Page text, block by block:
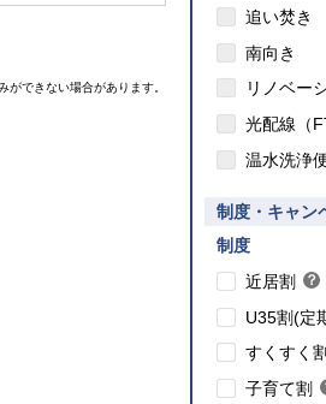
ができない場合があります。
追い焚き
南向き
リノベー
光配線（
賃貸住宅のインターネット対
温水洗浄
制度・キャン
制度
近居割
？
ン
ト
こちら
U35割(定
【ご入居要件あり】35歳以下
こちら
すくすく
【ご入居要件あり】満18
扶養、もしくはご妊娠さ
子育て割
【ご入居要件あり】子育て世帯や新婚世
こちら
こ